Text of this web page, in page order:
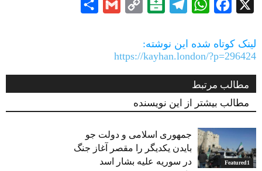
X
Facebook
WhatsApp
Telegram
Balatarin
Copy
Gmail
لینک کوتاه شده این نوشته:
https://kayhan.london/?p=296424
مطالب مرتبط
مطالب بیشتر از این نویسنده
Featured1
جمهوری اسلامی و دولت جو
بایدن یکدیگر را مقصر آغاز جنگ
در سوریه علیه بشار اسد